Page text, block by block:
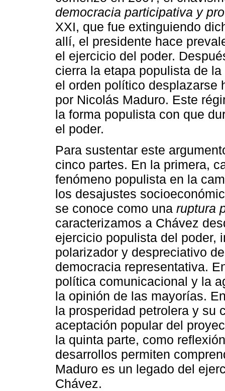
democracia participativa y
XXI, que fue extinguiendo
allí, el presidente hace
el ejercicio del poder.
cierra la etapa populista de
el orden político desplazarse
por Nicolás Maduro. Este
la forma populista con que
el poder.
Para sustentar este
cinco partes. En la primera,
fenómeno populista en la
los desajustes
se conoce como una ruptura
caracterizamos a Chávez
ejercicio populista del poder,
polarizador y despreciativo
democracia representativa.
política comunicacional y la
la opinión de las mayorías.
la prosperidad petrolera y su
aceptación popular del
la quinta parte, como
desarrollos permiten
Maduro es un legado del
Chávez.